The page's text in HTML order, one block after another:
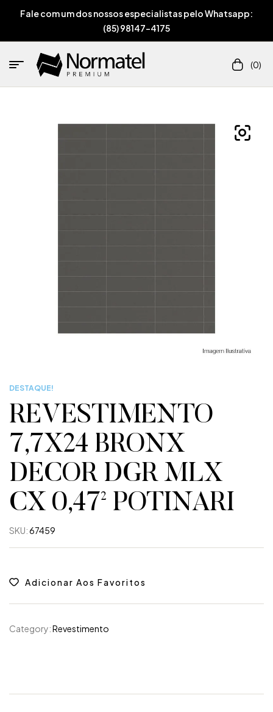
Fale com um dos nossos especialistas pelo Whatsapp:
(85) 98147-4175
(0)
DESTAQUE!
REVESTIMENTO
7,7X24 BRONX
DECOR DGR MLX
CX 0,47² POTINARI
SKU:67459
Adicionar Aos Favoritos
Category:Revestimento